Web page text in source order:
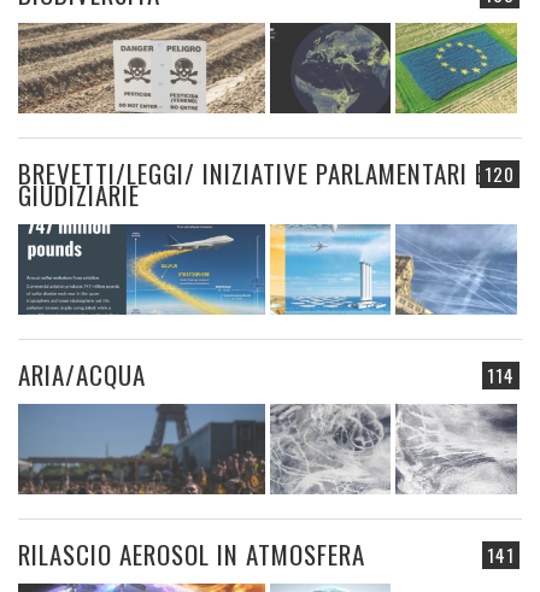
120
BREVETTI/LEGGI/ INIZIATIVE PARLAMENTARI E
GIUDIZIARIE
114
ARIA/ACQUA
141
RILASCIO AEROSOL IN ATMOSFERA